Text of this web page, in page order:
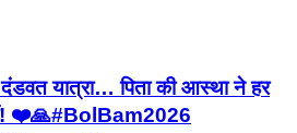
यात्रा… पिता की आस्था ने हर
❤️🙏#BolBam2026